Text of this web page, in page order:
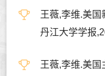
王薇,李维.美
丹江大学学报
王薇,李维.美